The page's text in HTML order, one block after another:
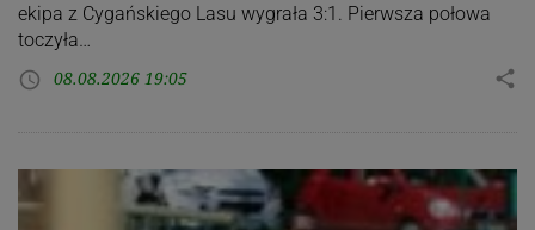
ekipa z Cygańskiego Lasu wygrała 3:1. Pierwsza połowa
toczyła…
access_time 08.08.2026 19:05 share